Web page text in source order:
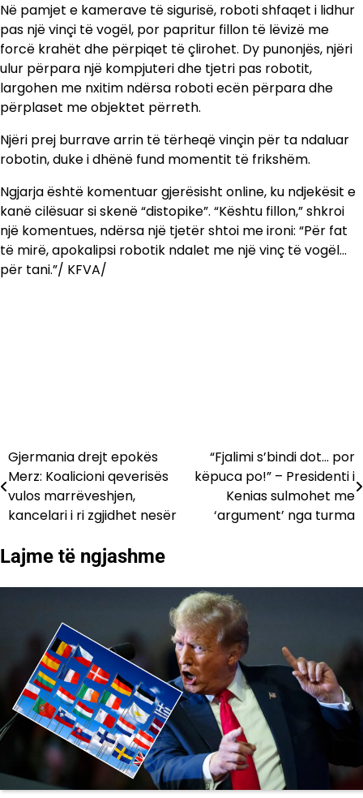
Në pamjet e kamerave të sigurisë, roboti shfaqet i lidhur
pas një vinçi të vogël, por papritur fillon të lëvizë me
forcë krahët dhe përpiqet të çlirohet. Dy punonjës, njëri
ulur përpara një kompjuteri dhe tjetri pas robotit,
largohen me nxitim ndërsa roboti ecën përpara dhe
përplaset me objektet përreth.
Njëri prej burrave arrin të tërheqë vinçin për ta ndaluar
robotin, duke i dhënë fund momentit të frikshëm.
Ngjarja është komentuar gjerësisht online, ku ndjekësit e
kanë cilësuar si skenë “distopike”. “Kështu fillon,” shkroi
një komentues, ndërsa një tjetër shtoi me ironi: “Për fat
të mirë, apokalipsi robotik ndalet me një vinç të vogël…
për tani.”/ KFVA/
Lëvizje
te
postimet
Gjermania drejt epokës
Merz: Koalicioni qeverisës
vulos marrëveshjen,
kancelari i ri zgjidhet nesër
“Fjalimi s’bindi dot… por
këpuca po!” – Presidenti i
Kenias sulmohet me
‘argument’ nga turma
Lajme të ngjashme